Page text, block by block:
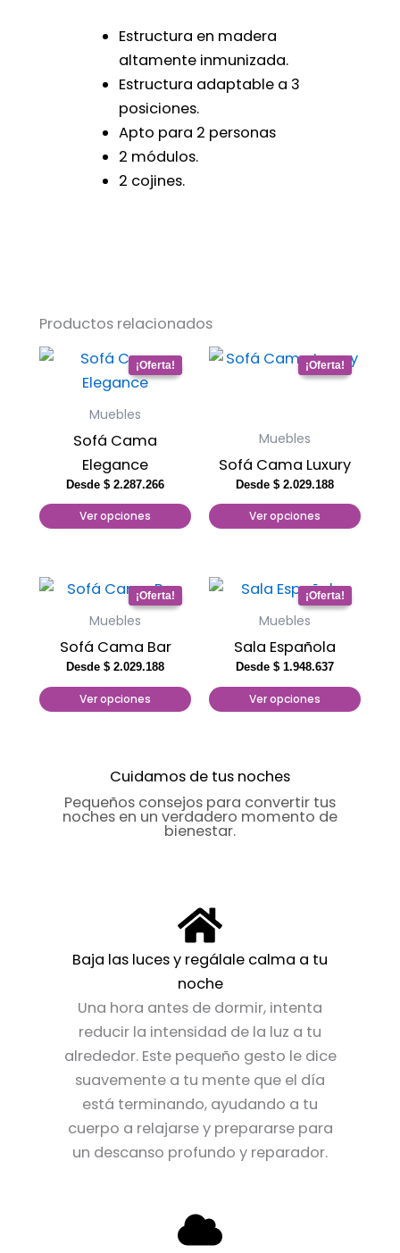
Estructura en madera
altamente inmunizada.
Estructura adaptable a 3
posiciones.
Apto para 2 personas
2 módulos.
2 cojines.
Productos relacionados
Muebles
Sofá Cama
Elegance
Desde $ 2.287.266
Ver opciones
Este
producto
tiene
Las
opciones
se
en
la
página
de
producto
Muebles
Sofá Cama Luxury
Desde $ 2.029.188
Ver opciones
Este
producto
múltiples
Las
opciones
se
en
la
página
de
producto
Muebles
Sofá Cama Bar
Desde $ 2.029.188
Ver opciones
Este
producto
múltiples
variantes.
Las
pueden
elegir
producto
Muebles
Sala Española
Desde $ 1.948.637
Ver opciones
Este
producto
múltiples
variantes.
Las
pueden
elegir
Cuidamos de tus noches
Pequeños consejos para convertir tus
noches en un verdadero momento de
bienestar.
Baja las luces y regálale calma a tu
noche
Una hora antes de dormir, intenta
reducir la intensidad de la luz a tu
alrededor. Este pequeño gesto le dice
suavemente a tu mente que el día
está terminando, ayudando a tu
cuerpo a relajarse y prepararse para
un descanso profundo y reparador.